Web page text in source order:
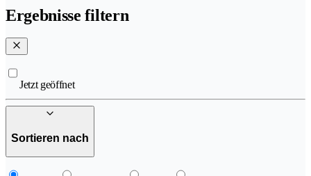
Ergebnisse filtern
Jetzt geöffnet
Sortieren nach